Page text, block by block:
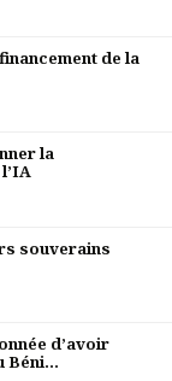
de la
la
souverains
d’avoir
Béni...